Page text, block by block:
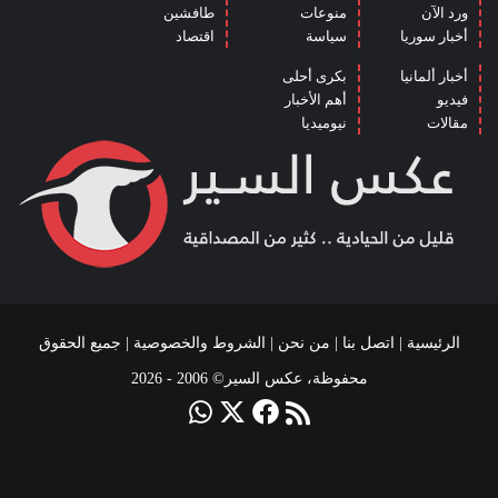
ورد الآن
أخبار سوريا
منوعات
سياسة
طافشين
اقتصاد
أخبار ألمانيا
فيديو
مقالات
بكرى أحلى
أهم الأخبار
نيوميديا
الرئيسية اتصل بنا من نحن الشروط والخصوصية | جميع الحقوق
محفوظة، عكس السير© 2006 - 2026